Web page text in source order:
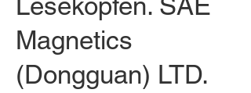
Magnetics
(Dongguan) LTD.